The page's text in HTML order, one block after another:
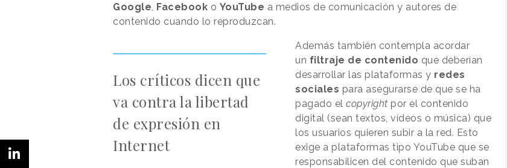
Google Facebook o YouTube a medios de comunicación y autores de
contenido cuando lo reproduzcan.
Los críticos dicen que
va contra la libertad
de expresión en
Internet
Además también contempla acordar
un filtraje de contenido que deberían
desarrollar las plataformas y redes
sociales para asegurarse de que se ha
pagado elcopyright por el contenido
digital (sean textos, vídeos o música) que
los usuarios quieren subir a la red. Esto
exige a plataformas tipo YouTube que se
responsabilicen del contenido que suban